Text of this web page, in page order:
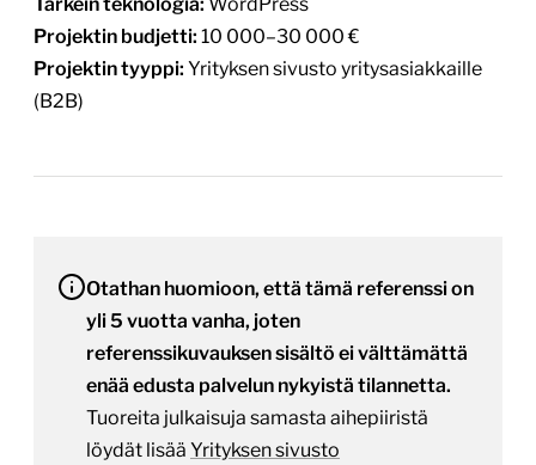
Projektin budjetti: 10 000–30 000 €
Projektin tyyppi: Yrityksen sivusto yritysasiakkaille
(B2B)
Otathan huomioon, että tämä referenssi on
yli 5 vuotta vanha, joten
referenssikuvauksen sisältö ei välttämättä
enää edusta palvelun nykyistä tilannetta.
Tuoreita julkaisuja samasta aihepiiristä
löydät lisää Yrityksen sivusto